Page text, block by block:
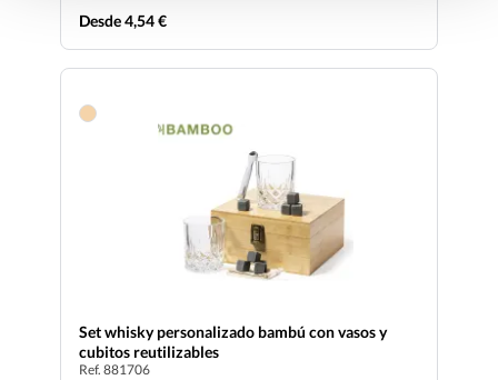
Desde 4,54 €
Set whisky personalizado bambú con vasos y
cubitos reutilizables
Ref. 881706